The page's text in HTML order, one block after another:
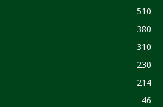
510
380
310
230
214
46